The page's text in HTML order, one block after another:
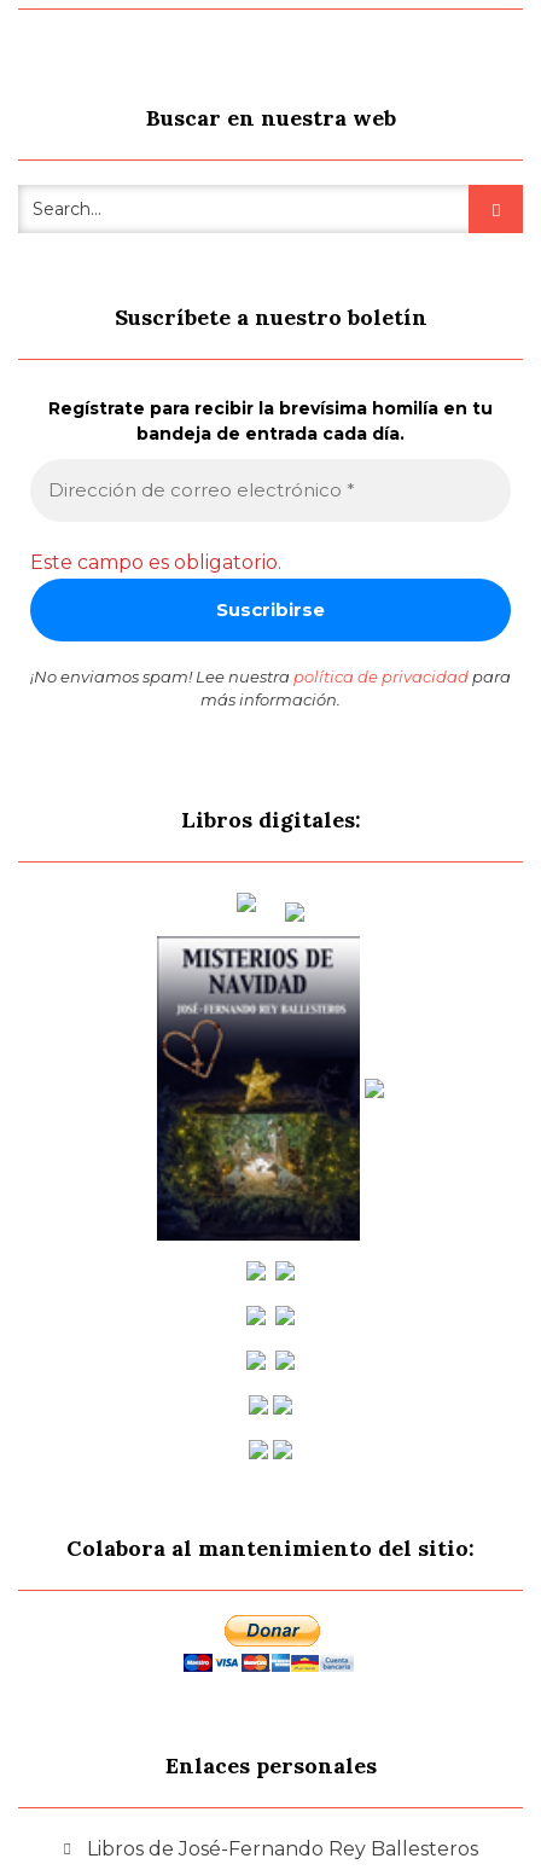
Buscar en nuestra web
Suscríbete a nuestro boletín
Regístrate para recibir la brevísima homilía en tu
bandeja de entrada cada día.
Este campo es obligatorio.
¡No enviamos spam! Lee nuestrapolítica de privacidadpara
más información.
Libros digitales:
Colabora al mantenimiento del sitio:
Enlaces personales
Libros de José-Fernando Rey Ballesteros